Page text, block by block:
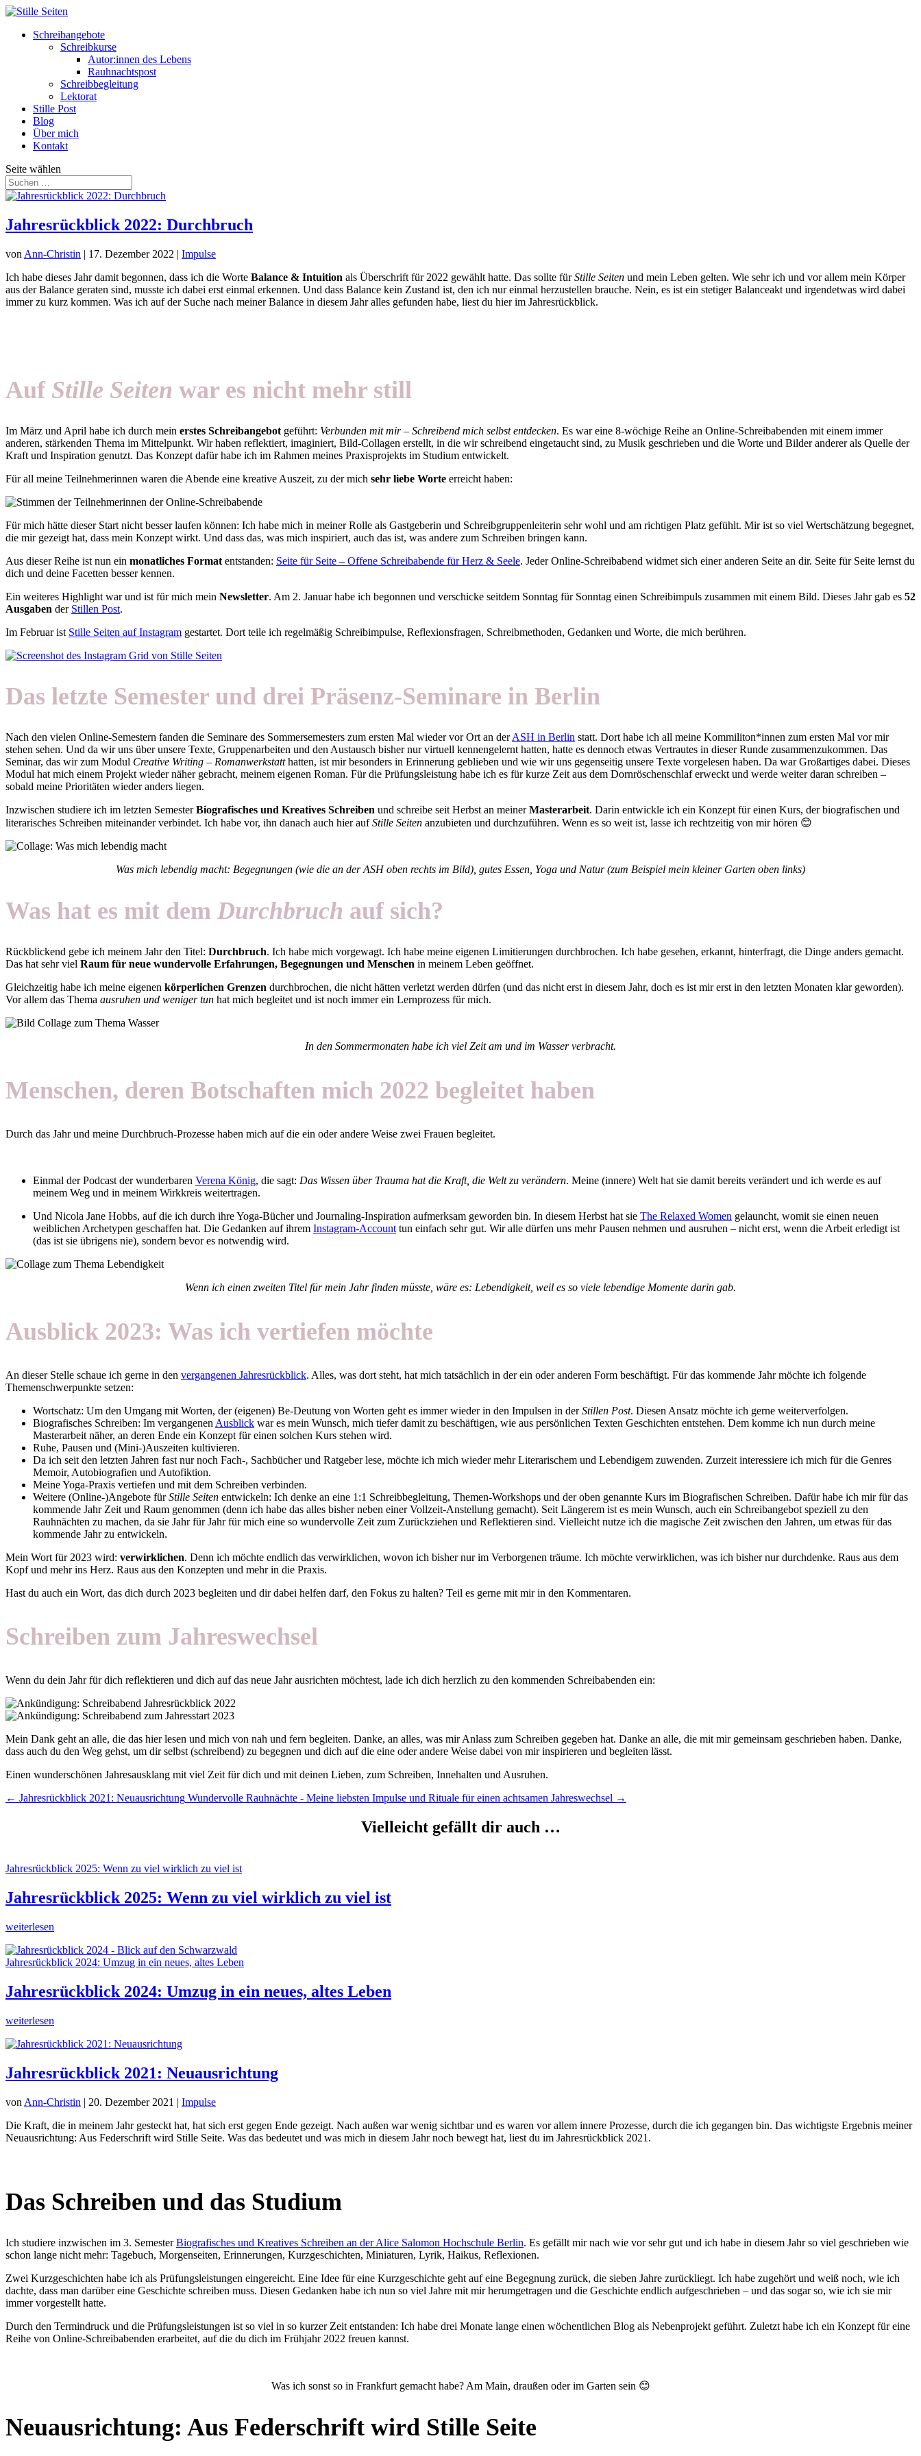
Schreibangebote
Schreibkurse
Autor:innen des Lebens
Rauhnachtspost
Schreibbegleitung
Lektorat
Stille Post
Blog
Über mich
Kontakt
Seite wählen
Jahresrückblick 2022: Durchbruch
von Ann-Christin | 17. Dezember 2022 | Impulse
Ich habe dieses Jahr damit begonnen, dass ich die Worte Balance & Intuition als Überschrift für 2022 gewählt hatte. Das sollte fürStille Seiten und mein Leben gelten. Wie sehr ich und vor allem mein Körper
aus der Balance geraten sind, musste ich dabei erst einmal erkennen. Und dass Balance kein Zustand ist, den ich nur einmal herzustellen brauche. Nein, es ist ein stetiger Balanceakt und irgendetwas wird dabei
immer zu kurz kommen. Was ich auf der Suche nach meiner Balance in diesem Jahr alles gefunden habe, liest du hier im Jahresrückblick.
Auf Stille Seiten war es nicht mehr still
Im März und April habe ich durch mein erstes Schreibangebot geführt: Verbunden mit mir – Schreibend mich selbst entdecken. Es war eine 8-wöchige Reihe an Online-Schreibabenden mit einem immer
anderen, stärkenden Thema im Mittelpunkt. Wir haben reflektiert, imaginiert, Bild-Collagen erstellt, in die wir schreibend eingetaucht sind, zu Musik geschrieben und die Worte und Bilder anderer als Quelle der
Kraft und Inspiration genutzt. Das Konzept dafür habe ich im Rahmen meines Praxisprojekts im Studium entwickelt.
Für all meine Teilnehmerinnen waren die Abende eine kreative Auszeit, zu der mich sehr liebe Worte erreicht haben:
Für mich hätte dieser Start nicht besser laufen können: Ich habe mich in meiner Rolle als Gastgeberin und Schreibgruppenleiterin sehr wohl und am richtigen Platz gefühlt. Mir ist so viel Wertschätzung begegnet,
die mir gezeigt hat, dass mein Konzept wirkt. Und dass das, was mich inspiriert, auch das ist, was andere zum Schreiben bringen kann.
Aus dieser Reihe ist nun ein monatliches Format entstanden: Seite für Seite – Offene Schreibabende für Herz & Seele. Jeder Online-Schreibabend widmet sich einer anderen Seite an dir. Seite für Seite lernst du
dich und deine Facetten besser kennen.
Ein weiteres Highlight war und ist für mich mein Newsletter. Am 2. Januar habe ich begonnen und verschicke seitdem Sonntag für Sonntag einen Schreibimpuls zusammen mit einem Bild. Dieses Jahr gab es 52
Ausgaben der Stillen Post.
Im Februar ist Stille Seiten auf Instagram gestartet. Dort teile ich regelmäßig Schreibimpulse, Reflexionsfragen, Schreibmethoden, Gedanken und Worte, die mich berühren.
Das letzte Semester und drei Präsenz-Seminare in Berlin
Nach den vielen Online-Semestern fanden die Seminare des Sommersemesters zum ersten Mal wieder vor Ort an derASH in Berlin statt. Dort habe ich all meine Kommiliton*innen zum ersten Mal vor mir
stehen sehen. Und da wir uns über unsere Texte, Gruppenarbeiten und den Austausch bisher nur virtuell kennengelernt hatten, hatte es dennoch etwas Vertrautes in dieser Runde zusammenzukommen. Das
Seminar, das wir zum Modul Creative Writing – Romanwerkstatthatten, ist mir besonders in Erinnerung geblieben und wie wir uns gegenseitig unsere Texte vorgelesen haben. Da war Großartiges dabei. Dieses
Modul hat mich einem Projekt wieder näher gebracht, meinem eigenen Roman. Für die Prüfungsleistung habe ich es für kurze Zeit aus dem Dornröschenschlaf erweckt und werde weiter daran schreiben –
sobald meine Prioritäten wieder anders liegen.
Inzwischen studiere ich im letzten SemesterBiografisches und Kreatives Schreiben und schreibe seit Herbst an meinerMasterarbeit. Darin entwickle ich ein Konzept für einen Kurs, der biografischen und
literarisches Schreiben miteinander verbindet. Ich habe vor, ihn danach auch hier aufStille Seiten anzubieten und durchzuführen. Wenn es so weit ist, lasse ich rechtzeitig von mir hören 😊
Was mich lebendig macht: Begegnungen (wie die an der ASH oben rechts im Bild), gutes Essen, Yoga und Natur (zum Beispiel mein kleiner Garten oben links)
Was hat es mit dem Durchbruch auf sich?
Rückblickend gebe ich meinem Jahr den Titel: Durchbruch. Ich habe mich vorgewagt. Ich habe meine eigenen Limitierungen durchbrochen. Ich habe gesehen, erkannt, hinterfragt, die Dinge anders gemacht.
Das hat sehr viel Raum für neue wundervolle Erfahrungen, Begegnungen und Menschen in meinem Leben geöffnet.
Gleichzeitig habe ich meine eigenen körperlichen Grenzen durchbrochen, die nicht hätten verletzt werden dürfen (und das nicht erst in diesem Jahr, doch es ist mir erst in den letzten Monaten klar geworden).
Vor allem das Thema ausruhen und weniger tun hat mich begleitet und ist noch immer ein Lernprozess für mich.
In den Sommermonaten habe ich viel Zeit am und im Wasser verbracht.
Menschen, deren Botschaften mich 2022 begleitet haben
Durch das Jahr und meine Durchbruch-Prozesse haben mich auf die ein oder andere Weise zwei Frauen begleitet.
Einmal der Podcast der wunderbaren Verena König, die sagt: Das Wissen über Trauma hat die Kraft, die Welt zu verändern. Meine (innere) Welt hat sie damit bereits verändert und ich werde es auf
meinem Weg und in meinem Wirkkreis weitertragen.
Und Nicola Jane Hobbs, auf die ich durch ihre Yoga-Bücher und Journaling-Inspiration aufmerksam geworden bin. In diesem Herbst hat sie The Relaxed Women gelauncht, womit sie einen neuen
weiblichen Archetypen geschaffen hat. Die Gedanken auf ihrem Instagram-Account tun einfach sehr gut. Wir alle dürfen uns mehr Pausen nehmen und ausruhen – nicht erst, wenn die Arbeit erledigt ist
(das ist sie übrigens nie), sondern bevor es notwendig wird.
Wenn ich einen zweiten Titel für mein Jahr finden müsste, wäre es: Lebendigkeit, weil es so viele lebendige Momente darin gab.
Ausblick 2023: Was ich vertiefen möchte
An dieser Stelle schaue ich gerne in den vergangenen Jahresrückblick. Alles, was dort steht, hat mich tatsächlich in der ein oder anderen Form beschäftigt. Für das kommende Jahr möchte ich folgende
Themenschwerpunkte setzen:
Wortschatz: Um den Umgang mit Worten, der (eigenen) Be-Deutung von Worten geht es immer wieder in den Impulsen in derStillen Post. Diesen Ansatz möchte ich gerne weiterverfolgen.
Biografisches Schreiben: Im vergangenen Ausblick war es mein Wunsch, mich tiefer damit zu beschäftigen, wie aus persönlichen Texten Geschichten entstehen. Dem komme ich nun durch meine
Masterarbeit näher, an deren Ende ein Konzept für einen solchen Kurs stehen wird.
Ruhe, Pausen und (Mini-)Auszeiten kultivieren.
Da ich seit den letzten Jahren fast nur noch Fach-, Sachbücher und Ratgeber lese, möchte ich mich wieder mehr Literarischem und Lebendigem zuwenden. Zurzeit interessiere ich mich für die Genres
Memoir, Autobiografien und Autofiktion.
Meine Yoga-Praxis vertiefen und mit dem Schreiben verbinden.
Weitere (Online-)Angebote fürStille Seiten entwickeln: Ich denke an eine 1:1 Schreibbegleitung, Themen-Workshops und der oben genannte Kurs im Biografischen Schreiben. Dafür habe ich mir für das
kommende Jahr Zeit und Raum genommen (denn ich habe das alles bisher neben einer Vollzeit-Anstellung gemacht). Seit Längerem ist es mein Wunsch, auch ein Schreibangebot speziell zu den
Rauhnächten zu machen, da sie Jahr für Jahr für mich eine so wundervolle Zeit zum Zurückziehen und Reflektieren sind. Vielleicht nutze ich die magische Zeit zwischen den Jahren, um etwas für das
kommende Jahr zu entwickeln.
Mein Wort für 2023 wird: verwirklichen. Denn ich möchte endlich das verwirklichen, wovon ich bisher nur im Verborgenen träume. Ich möchte verwirklichen, was ich bisher nur durchdenke. Raus aus dem
Kopf und mehr ins Herz. Raus aus den Konzepten und mehr in die Praxis.
Hast du auch ein Wort, das dich durch 2023 begleiten und dir dabei helfen darf, den Fokus zu halten? Teil es gerne mit mir in den Kommentaren.
Schreiben zum Jahreswechsel
Wenn du dein Jahr für dich reflektieren und dich auf das neue Jahr ausrichten möchtest, lade ich dich herzlich zu den kommenden Schreibabenden ein:
Mein Dank geht an alle, die das hier lesen und mich von nah und fern begleiten. Danke, an alles, was mir Anlass zum Schreiben gegeben hat. Danke an alle, die mit mir gemeinsam geschrieben haben. Danke,
dass auch du den Weg gehst, um dir selbst (schreibend) zu begegnen und dich auf die eine oder andere Weise dabei von mir inspirieren und begleiten lässt.
Einen wunderschönen Jahresausklang mit viel Zeit für dich und mit deinen Lieben, zum Schreiben, Innehalten und Ausruhen.
← Jahresrückblick 2021: Neuausrichtung Wundervolle Rauhnächte - Meine liebsten Impulse und Rituale für einen achtsamen Jahreswechsel →
Vielleicht gefällt dir auch …
Jahresrückblick 2025: Wenn zu viel wirklich zu viel ist
Jahresrückblick 2025: Wenn zu viel wirklich zu viel ist
weiterlesen
Jahresrückblick 2024: Umzug in ein neues, altes Leben
Jahresrückblick 2024: Umzug in ein neues, altes Leben
weiterlesen
Jahresrückblick 2021: Neuausrichtung
von Ann-Christin | 20. Dezember 2021 | Impulse
Die Kraft, die in meinem Jahr gesteckt hat, hat sich erst gegen Ende gezeigt. Nach außen war wenig sichtbar und es waren vor allem innere Prozesse, durch die ich gegangen bin. Das wichtigste Ergebnis meiner
Neuausrichtung: Aus Federschrift wird Stille Seite. Was das bedeutet und was mich in diesem Jahr noch bewegt hat, liest du im Jahresrückblick 2021.
Das Schreiben und das Studium
Ich studiere inzwischen im 3. Semester Biografisches und Kreatives Schreiben an der Alice Salomon Hochschule Berlin. Es gefällt mir nach wie vor sehr gut und ich habe in diesem Jahr so viel geschrieben wie
schon lange nicht mehr: Tagebuch, Morgenseiten, Erinnerungen, Kurzgeschichten, Miniaturen, Lyrik, Haikus, Reflexionen.
Zwei Kurzgeschichten habe ich als Prüfungsleistungen eingereicht. Eine Idee für eine Kurzgeschichte geht auf eine Begegnung zurück, die sieben Jahre zurückliegt. Ich habe zugehört und weiß noch, wie ich
dachte, dass man darüber eine Geschichte schreiben muss. Diesen Gedanken habe ich nun so viel Jahre mit mir herumgetragen und die Geschichte endlich aufgeschrieben – und das sogar so, wie ich sie mir
immer vorgestellt hatte.
Durch den Termindruck und die Prüfungsleistungen ist so viel in so kurzer Zeit entstanden: Ich habe drei Monate lange einen wöchentlichen Blog als Nebenprojekt geführt. Zuletzt habe ich ein Konzept für eine
Reihe von Online-Schreibabenden erarbeitet, auf die du dich im Frühjahr 2022 freuen kannst.
Was ich sonst so in Frankfurt gemacht habe? Am Main, draußen oder im Garten sein 😊
Neuausrichtung: Aus Federschrift wird Stille Seite